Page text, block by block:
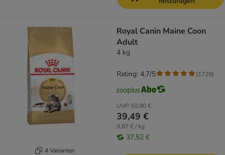
4 Varianten
Royal Canin Maine Coon
Adult
4 kg
UVP 50,90 €
39,49 €
9,87 € / kg
37,52 €
Rating: 4.7/5 (1729)